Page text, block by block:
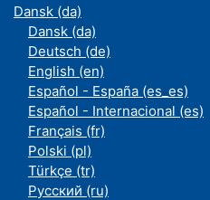
Dansk ‎(da)‎
Dansk ‎(da)‎
Deutsch ‎(de)‎
English ‎(en)‎
Español - España ‎(es_es)‎
Español - Internacional ‎(es)‎
Français ‎(fr)‎
Polski ‎(pl)‎
Türkçe ‎(tr)‎
Русский ‎(ru)‎